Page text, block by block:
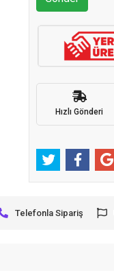
Hızlı Gönderi
Telefonla Sipariş